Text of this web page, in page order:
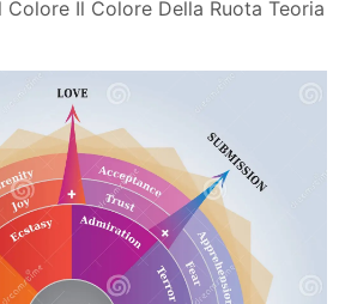
Colore Il Colore Della Ruota Teoria